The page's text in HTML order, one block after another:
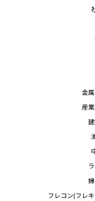
金
産
フレコン(フレ